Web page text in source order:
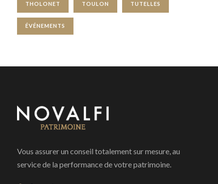
THOLONET TOULON TUTELLES
ÉVÉNEMENTS
Vous assurer un conseil totalement sur mesure, au
service de la performance de votre patrimoine.